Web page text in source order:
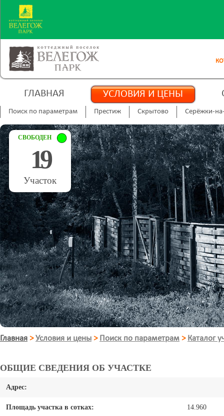
ГЛАВНАЯ УСЛОВИЯ И ЦЕНЫ
Поиск по параметрам Престиж Скрытово Серёжки-
Главная >Условия и цены > Поиск по параметрам > Каталог
СВОБОДЕН
19
Участок
ОБЩИЕ СВЕДЕНИЯ ОБ УЧАСТКЕ
Адрес:
Площадь участка в сотках: 14.960